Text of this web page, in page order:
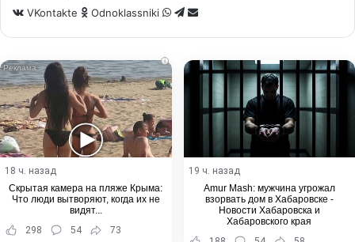
VKontakte Odnoklassniki WhatsApp
Telegram
Share
i
18 ч. назад
Скрытая камера на пляже Крыма:
Что люди вытворяют, когда их не
видят...
298
54 73
19 ч. назад
Amur Mash: мужчина угрожал
взорвать дом в Хабаровске -
Новости Хабаровска и
Хабаровского края